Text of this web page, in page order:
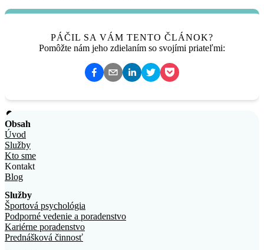
PÁČIL SA VÁM TENTO ČLÁNOK?
Pomôžte nám jeho zdielaním so svojími priateľmi:
Obsah
Úvod
Služby
Kto sme
Kontakt
Blog
Služby
Športová psychológia
Podporné vedenie a poradenstvo
Kariérne poradenstvo
Prednášková činnosť